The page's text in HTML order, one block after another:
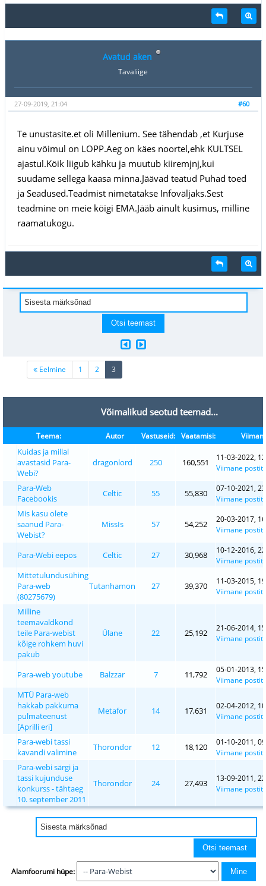
Avatud aken
Tavaliige
#60
27-09-2019, 21:04
Te unustasite.et oli Millenium. See tähendab ,et Kurjuse
ainu vöimul on LOPP.Aeg on käes noortel,ehk KULTSEL
ajastul.Köik liigub kähku ja muutub kiiremjnj,kui
suudame sellega kaasa minna.Jäävad teatud Puhad toed
ja Seadused.Teadmist nimetatakse Infoväljaks.Sest
teadmine on meie köigi EMA.Jääb ainult kusimus, milline
raamatukogu.
Eelmine 1 2 3
Võimalikud seotud teemad...
Teema: Autor Vastuseid: Vaatamisi:
Kuidas ja millal
avastasid Para-
Webi?
dragonlord 250 160,551
11-03-2022,
Viimane
Para-Web
Facebookis
Celtic 55 55,830
07-10-2021,
Viimane
Mis kasu olete
saanud Para-
Webist?
MissIs 57 54,252
20-03-2017,
Viimane
Para-Webi eepos Celtic 27 30,968
10-12-2016,
Viimane
Mittetulundusühing
Para-web
(80275679)
Tutanhamon 27 39,370
11-03-2015,
Viimane
Milline
teemavaldkond
teile Para-webist
kõige rohkem huvi
pakub
Ülane 22 25,192
21-06-2014,
Viimane
Para-web youtube Balzzar 7 11,792
05-01-2013,
Viimane
MTÜ Para-web
hakkab pakkuma
pulmateenust
[Aprilli eri]
Metafor 14 17,631
02-04-2012,
Viimane
Para-webi tassi
kavandi valimine
Thorondor 12 18,120
01-10-2011,
Viimane
Para-webi särgi ja
tassi kujunduse
konkurss - tähtaeg
10. september 2011
Thorondor 24 27,493
13-09-2011,
Viimane
Alamfoorumi hüpe: